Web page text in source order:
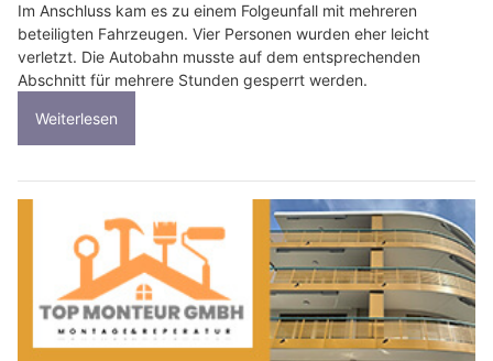
Im Anschluss kam es zu einem Folgeunfall mit mehreren
beteiligten Fahrzeugen. Vier Personen wurden eher leicht
verletzt. Die Autobahn musste auf dem entsprechenden
Abschnitt für mehrere Stunden gesperrt werden.
Weiterlesen